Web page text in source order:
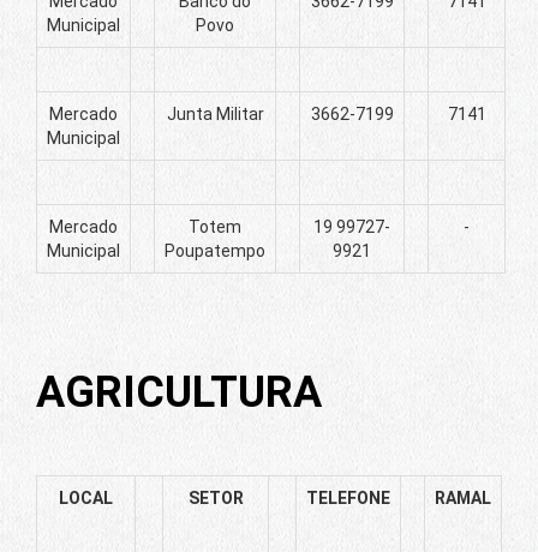
Municipal
Povo
Mercado
Municipal
Junta Militar 3662-7199 7141
Mercado
Municipal
Totem
Poupatempo
19 99727-
9921
-
AGRICULTURA
LOCAL SETOR TELEFONE RAMAL